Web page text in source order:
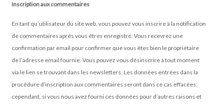
Inscription aux commentaires
En tant qu’utilisateur du site web, vous pouvez vous inscrire à la notification
de commentaires après vous êtres enregistré. Vous recevrez une
confirmation par email pour confirmer que vous êtes bien le propriétaire
de l’adresse email fournie. Vous pouvez vous désinscrire à tout moment
via le lien se trouvant dans les newsletters. Les données entrées dans la
procédure d’inscription aux commentaires seront dans ce cas effacées;
cependant, si vous nous avez fourni ces données pour d’autres raisons et